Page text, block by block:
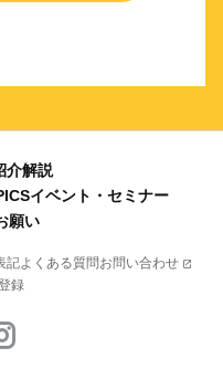
介解説
イベント・セミナー
願い
記よくある質問お問い合わせ
録